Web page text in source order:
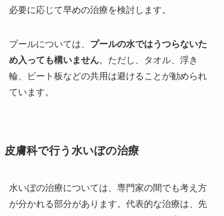
必要に応じて早めの治療を検討します。
プールについては、 プールの水ではうつらないた
め入っても構いません。ただし、タオル、浮き
輪、ビート板などの共用は避けることが勧められ
ています。
皮膚科で行う水いぼの治療
水いぼの治療については、専門家の間でも考え方
が分かれる部分があります。代表的な治療は、先